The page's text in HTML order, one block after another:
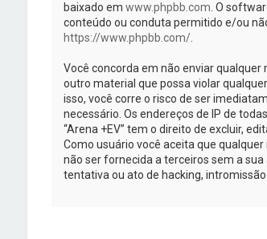
baixado em www.phpbb.com . O
conteúdo ou conduta permitido e/ou
https://www.phpbb.com/.
Você concorda em não enviar
outro material que possa violar
isso, você corre o risco de ser
necessário. Os endereços de IP de
“Arena +EV” tem o direito de excluir,
Como usuário você aceita que
não ser fornecida a terceiros sem a
tentativa ou ato de hacking,